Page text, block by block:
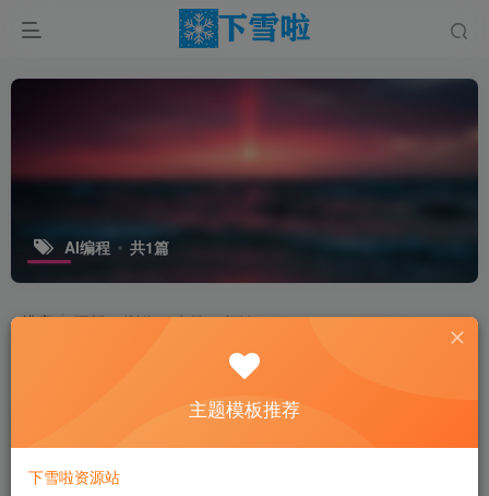
AI编程 共1篇
排序 更新 浏览 点赞 评论
主题模板推荐
下雪啦资源站